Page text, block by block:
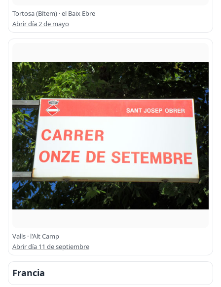
Tortosa (Bítem) · el Baix Ebre
Abrir día 2 de mayo
Valls · l'Alt Camp
Abrir día 11 de septiembre
Francia